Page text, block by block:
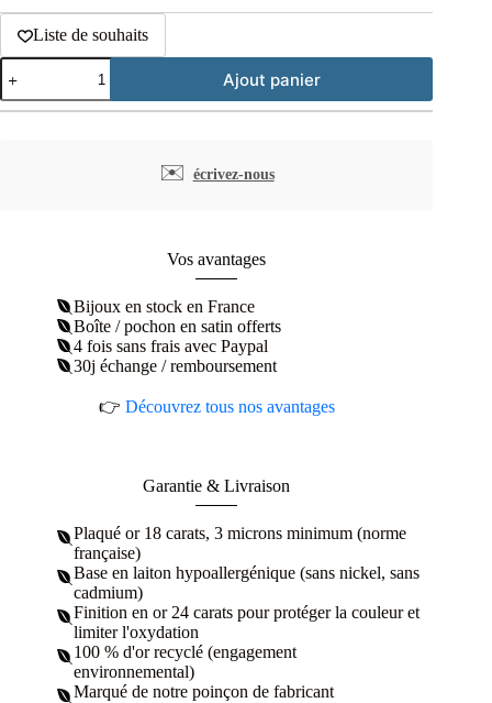
Liste de souhaits
quantité
de
Clous
Ajout panier
✉️ écrivez-nous
Vos avantages
Bijoux en stock en France
Boîte / pochon en satin offerts
4 fois sans frais avec Paypal
30j échange / remboursement
👉 Découvrez tous nos avantages
Garantie & Livraison
Plaqué or 18 carats, 3 microns minimum (norme
française)
Base en laiton hypoallergénique (sans nickel, sans
cadmium)
Finition en or 24 carats pour protéger la couleur et
limiter l'oxydation
100 % d'or recyclé (engagement
environnemental)
Marqué de notre poinçon de fabricant